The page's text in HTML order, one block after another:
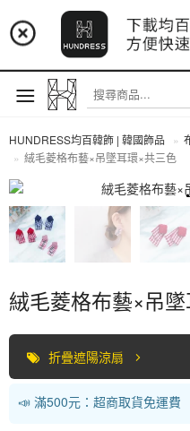
📢 市集預告：
📢 市集預告：9/
📢 市集預告：8/
註冊
HUNDRESS均百韓飾 | 韓國飾品
絨毛菱格布藝×吊墜耳環×共三色
全部商品
絨毛菱格布藝×吊
折疊遮陽涼扇
📣 滿500元：超商取貨免運費